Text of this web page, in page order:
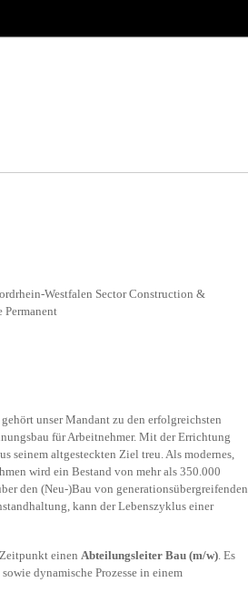
Westfalen Sector Construction &
Permanent
unser Mandant zu den erfolgreichsten
für Arbeitnehmer. Mit der Errichtung
seinem altgesteckten Ziel treu. Als modernes,
wird ein Bestand von mehr als 350.000
den (Neu-)Bau von generationsübergreifenden
kann der Lebenszyklus einer
einen Abteilungsleiter Bau (m/w) . Es
dynamische Prozesse in einem